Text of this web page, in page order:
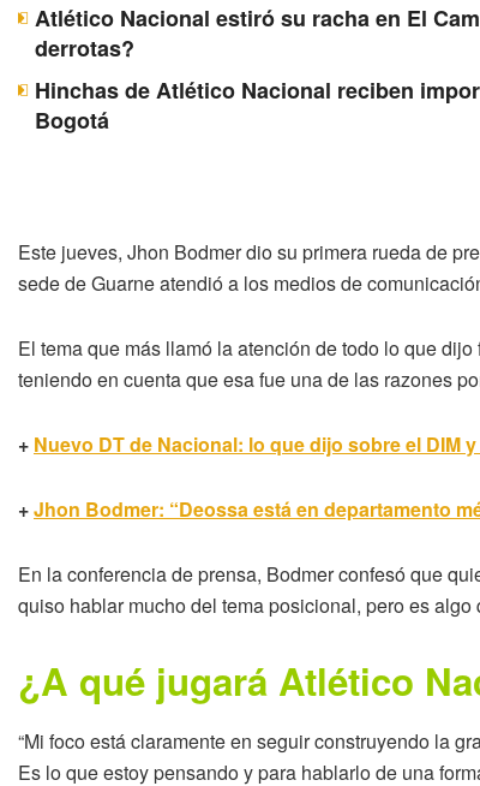
Atlético Nacional estiró su racha en El
derrotas?
Hinchas de Atlético Nacional reciben
Bogotá
Este jueves, Jhon Bodmer dio su primera rueda de
sede de Guarne atendió a los medios de
El tema que más llamó la atención de todo lo que
teniendo en cuenta que esa fue una de las razones
+ Nuevo DT de Nacional: lo que dijo sobre el DIM
+Jhon Bodmer: “Deossa está en departamento
En la conferencia de prensa, Bodmer confesó que
quiso hablar mucho del tema posicional, pero es
¿A qué jugará Atlético
“Mi foco está claramente en seguir construyendo la
Es lo que estoy pensando y para hablarlo de una